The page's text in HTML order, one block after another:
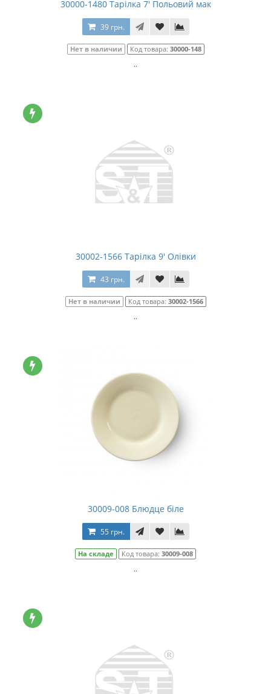
30000-1480 Тарілка 7' Польовий мак
39 грн.
Нет в наличии Код товара: 30000-148
..
30002-1566 Тарілка 9' Олівки
43 грн.
Нет в наличии Код товара: 30002-1566
..
30009-008 Блюдце біле
55 грн.
На складе Код товара: 30009-008
..